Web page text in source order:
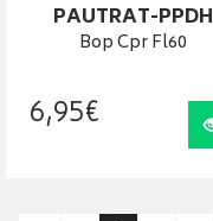
PAUTRAT-PPDH
Bop Cpr Fl60
6,95€